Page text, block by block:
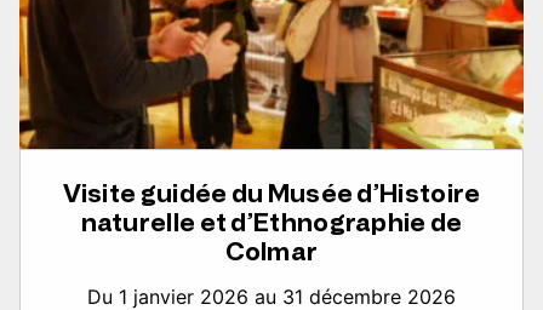
Visite guidée du Musée d’Histoire
naturelle et d’Ethnographie de
Colmar
Du 1 janvier 2026 au 31 décembre 2026